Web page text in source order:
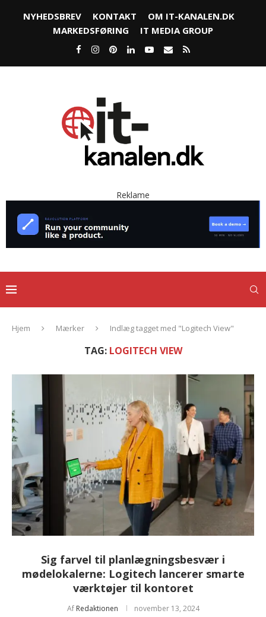
NYHEDSBREV KONTAKT
OM IT-KANALEN.DK
MARKEDSFØRING
IT MEDIA GROUP
Reklame
Hjem Mærker Indlæg tagget med "Logitech View"
TAG: LOGITECH VIEW
Sig farvel til planlægningsbesvær i
mødelokalerne: Logitech lancerer smarte
værktøjer til kontoret
Af Redaktionen november 13, 2024